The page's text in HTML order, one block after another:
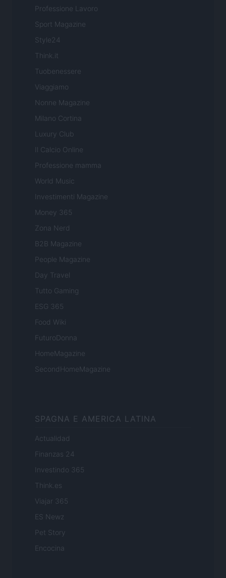
Professione Lavoro
Sport Magazine
Style24
Think.it
Tuobenessere
Viaggiamo
Nonne Magazine
Milano Cortina
Luxury Club
Il Calcio Online
Professione mamma
World Music
Investimenti Magazine
Money 365
Zona Nerd
B2B Magazine
People Magazine
Day Travel
Tutto Gaming
ESG 365
Food Wiki
FuturoDonna
HomeMagazine
SecondHomeMagazine
SPAGNA E AMERICA LATINA
Actualidad
Finanzas 24
Investindo 365
Think.es
Viajar 365
ES Newz
Pet Story
Encocina